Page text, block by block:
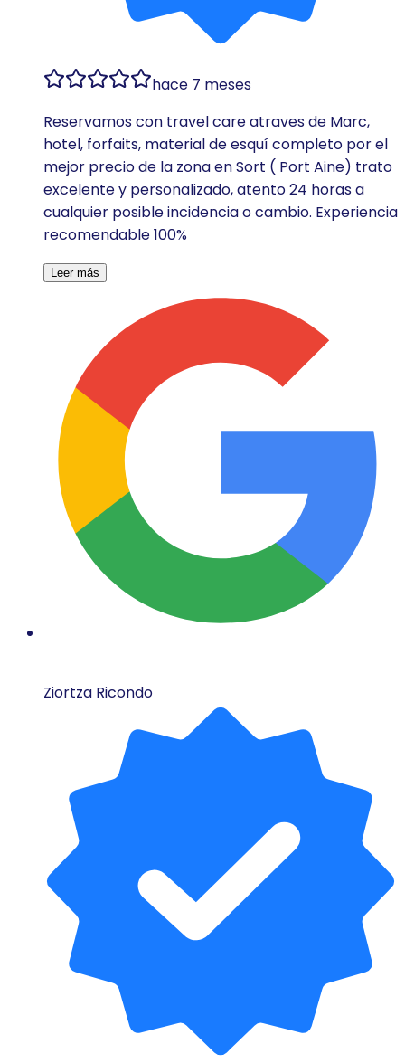
hace 7 meses
Reservamos con travel care atraves de Marc,
hotel, forfaits, material de esquí completo por el
mejor precio de la zona en Sort ( Port Aine) trato
excelente y personalizado, atento 24 horas a
cualquier posible incidencia o cambio. Experiencia
recomendable 100%
Leer más
Ziortza Ricondo